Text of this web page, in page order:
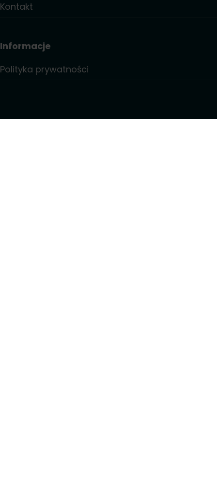
Kontakt
Informacje
Polityka prywatności